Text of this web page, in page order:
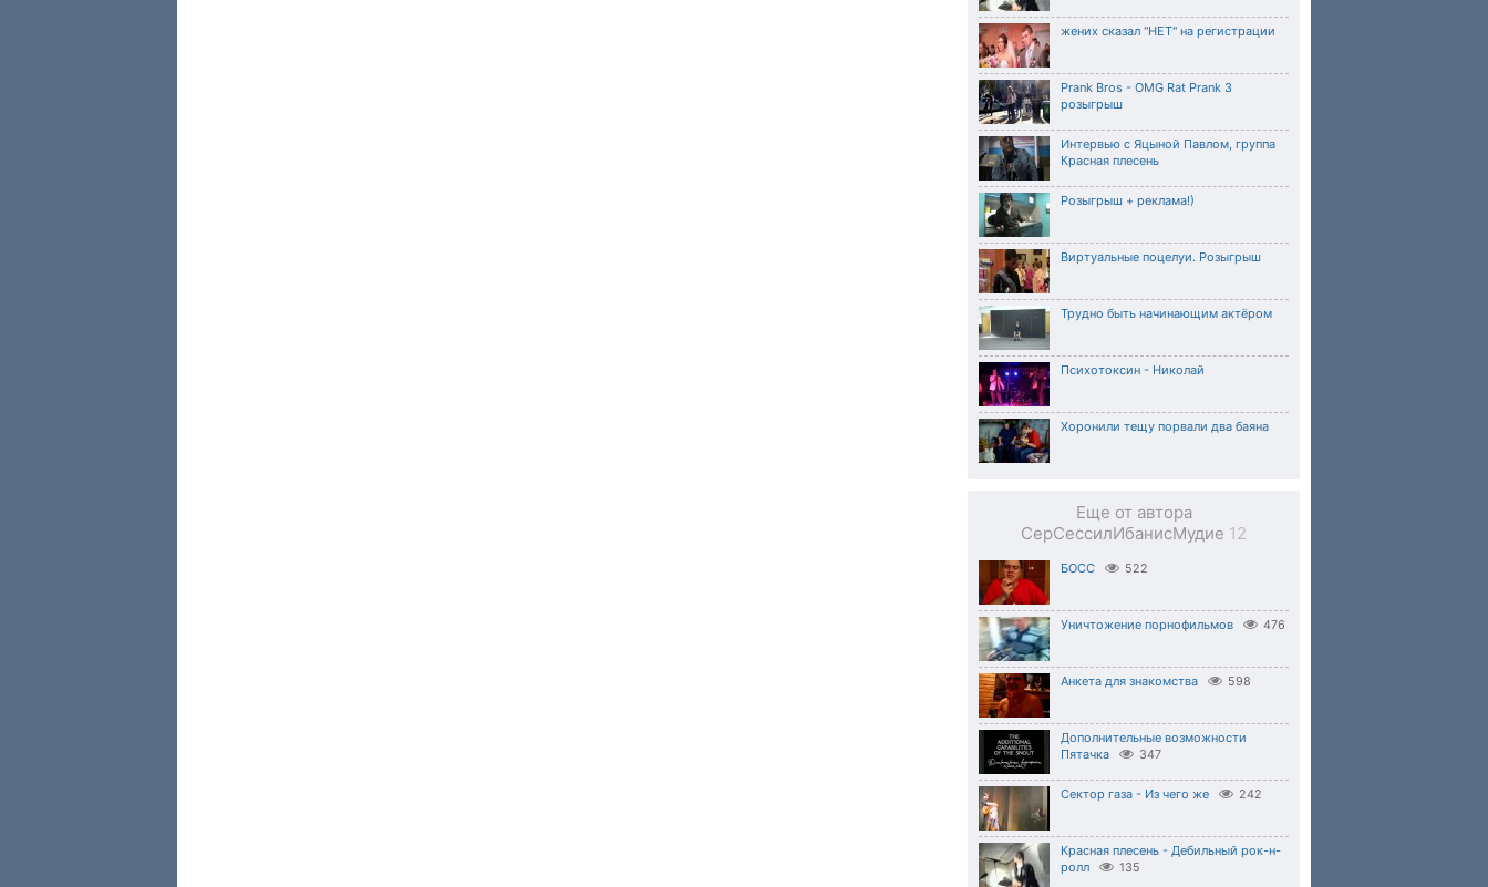
жених сказал "НЕТ" на регистрации
Prank Bros - OMG Rat Prank 3
розыгрыш
Интервью с Яцыной Павлом, группа
Красная плесень
Розыгрыш + реклама!)
Виртуальные поцелуи. Розыгрыш
Трудно быть начинающим актёром
Психотоксин - Николай
Хоронили тещу порвали два баяна
Еще от автора
СерСессилИбанисМудие 12
БОСС 522
Уничтожение порнофильмов 476
Анкета для знакомства 598
Дополнительные возможности
Пятачка
347
Сектор газа - Из чего же 242
Красная плесень - Дебильный рок-н-
ролл
135